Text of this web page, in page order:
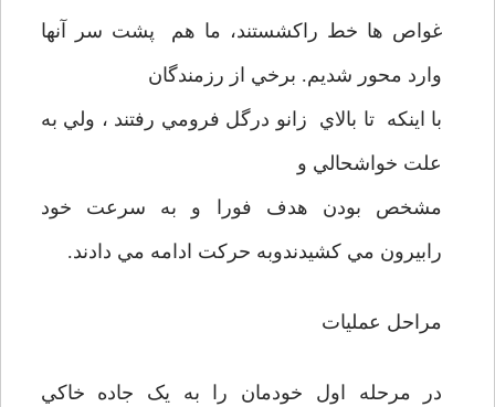
غواص ها خط راکشستند، ما هم پشت سر آنها
وارد محور شديم. برخي از رزمندگان
با اينکه تا بالاي زانو درگل فرومي رفتند ، ولي به
علت خواشحالي و
مشخص بودن هدف فورا و به سرعت خود
رابيرون مي کشيدندوبه حرکت ادامه مي دادند.
مراحل عمليات
در مرحله اول خودمان را به يک جاده خاکي